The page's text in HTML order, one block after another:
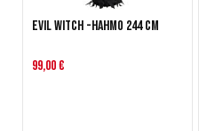
Evil Witch -hahmo 244 cm
99,00 €